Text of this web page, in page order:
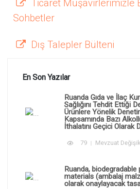
Ticaret Müşavirlerimizle
Sohbetler
Dış Talepler Bülteni
En Son Yazılar
Ruanda Gıda ve İlaç
Sağlığını Tehdit Ettiği
Ürünlere Yönelik
Kapsamında Bazı
İthalatını Geçici Olarak
79 Mevzuat
Ruanda, biodegradable
materials (ambalaj
olarak onaylayacak